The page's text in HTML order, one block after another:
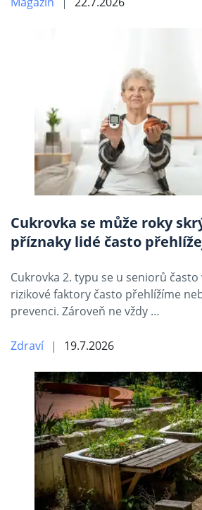
Cukrovka se může roky
příznaky lidé často
Cukrovka 2. typu se u seniorů
rizikové faktory často přehlížíme
prevenci. Zároveň ne vždy …
Zdraví 19.7.2026